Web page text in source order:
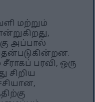
மற்றும்
அப்பால்
சீராகப் பரவி, ஒரு
சிறிய